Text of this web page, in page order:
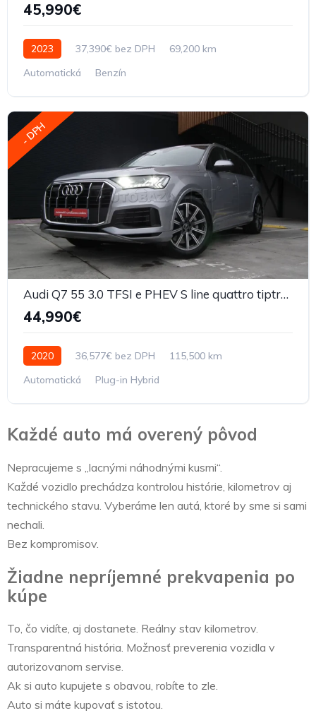
45,990€
2023 37,390€ bez DPH
69,200 km
Automatická
Benzín
- DPH
Audi Q7 55 3.0 TFSI e PHEV S line quattro tiptronic
44,990€
2020 36,577€ bez DPH
115,500 km
Automatická
Plug-in Hybrid
Každé auto má overený pôvod
Nepracujeme s „lacnými náhodnými kusmi“.
Každé vozidlo prechádza kontrolou histórie, kilometrov aj
technického stavu. Vyberáme len autá, ktoré by sme si sami
nechali.
Bez kompromisov.
Žiadne nepríjemné prekvapenia po
kúpe
To, čo vidíte, aj dostanete. Reálny stav kilometrov.
Transparentná história. Možnosť preverenia vozidla v
autorizovanom servise.
Ak si auto kupujete s obavou, robíte to zle.
Auto si máte kupovať s istotou.